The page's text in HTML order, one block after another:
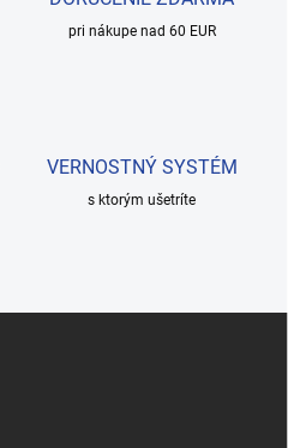
pri nákupe nad 60 EUR
VERNOSTNÝ SYSTÉM
s ktorým ušetríte